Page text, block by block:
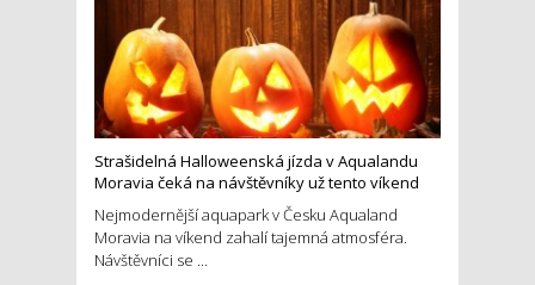
Strašidelná Halloweenská jízda v Aqualandu
Moravia čeká na návštěvníky už tento víkend
Nejmodernější aquapark v Česku Aqualand
Moravia na víkend zahalí tajemná atmosféra.
Návštěvníci se ...